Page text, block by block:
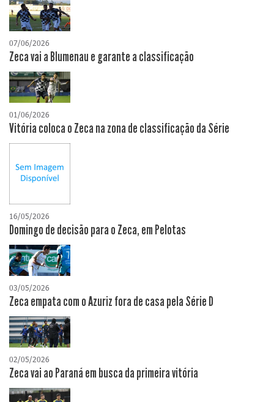
07/06/2026
Zeca vai a Blumenau e garante a classificação
01/06/2026
Vitória coloca o Zeca na zona de classificação da Série
16/05/2026
Domingo de decisão para o Zeca, em Pelotas
03/05/2026
Zeca empata com o Azuriz fora de casa pela Série D
02/05/2026
Zeca vai ao Paraná em busca da primeira vitória